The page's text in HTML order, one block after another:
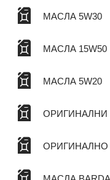
МАСЛА 5W30
МАСЛА 15W50
МАСЛА 5W20
ОРИГИНАЛНИ
ОРИГИНАЛНО